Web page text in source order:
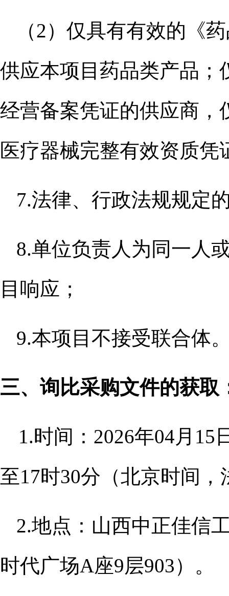
（2）仅具有有效的《
供应本项目药品类产品；
经营备案凭证的供应商，
医疗器械完整有效资质
7.法律、行政法规规定
8.单位负责人为同一人
目响应；
9.本项目不接受联合体
三、 询比采购文件的获取
1.时间：2026年04月15
至17时30分（北京时间
2.地点：山西中正佳信
时代广场A座9层903）。